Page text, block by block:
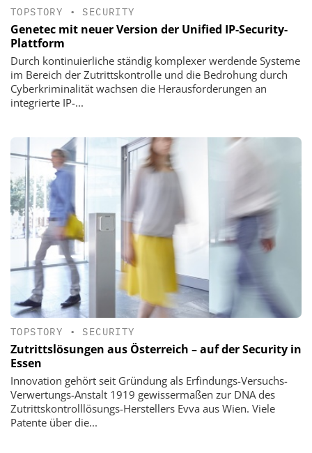
TOPSTORY • SECURITY
Genetec mit neuer Version der Unified IP-Security-
Plattform
Durch kontinuierliche ständig komplexer werdende Systeme
im Bereich der Zutrittskontrolle und die Bedrohung durch
Cyberkriminalität wachsen die Herausforderungen an
integrierte IP-...
TOPSTORY • SECURITY
Zutrittslösungen aus Österreich – auf der Security in
Essen
Innovation gehört seit Gründung als Erfindungs-Versuchs-
Verwertungs-Anstalt 1919 gewissermaßen zur DNA des
Zutrittskontrolllösungs-Herstellers Evva aus Wien. Viele
Patente über die...